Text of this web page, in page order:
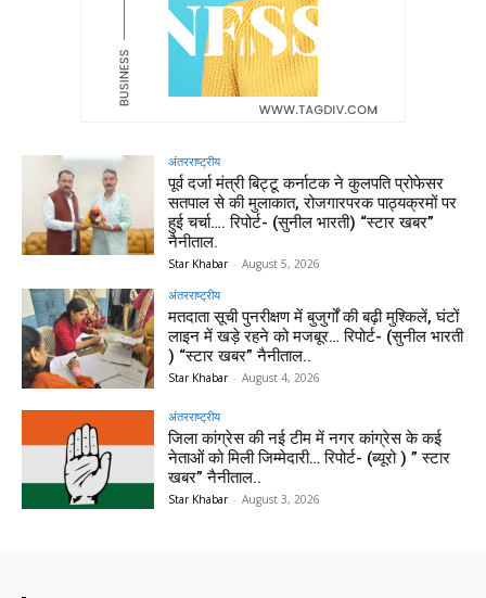
अंतरराष्ट्रीय
पूर्व दर्जा मंत्री बिट्टू कर्नाटक ने कुलपति प्रोफेसर
सतपाल से की मुलाकात, रोजगारपरक पाठ्यक्रमों पर
हुई चर्चा…. रिपोर्ट- (सुनील भारती) “स्टार खबर”
नैनीताल.
Star Khabar - August 5, 2026
अंतरराष्ट्रीय
मतदाता सूची पुनरीक्षण में बुजुर्गों की बढ़ी मुश्किलें, घंटों
लाइन में खड़े रहने को मजबूर… रिपोर्ट- (सुनील भारती
) “स्टार खबर” नैनीताल..
Star Khabar - August 4, 2026
अंतरराष्ट्रीय
जिला कांग्रेस की नई टीम में नगर कांग्रेस के कई
नेताओं को मिली जिम्मेदारी… रिपोर्ट- (ब्यूरो ) ” स्टार
खबर” नैनीताल..
Star Khabar - August 3, 2026